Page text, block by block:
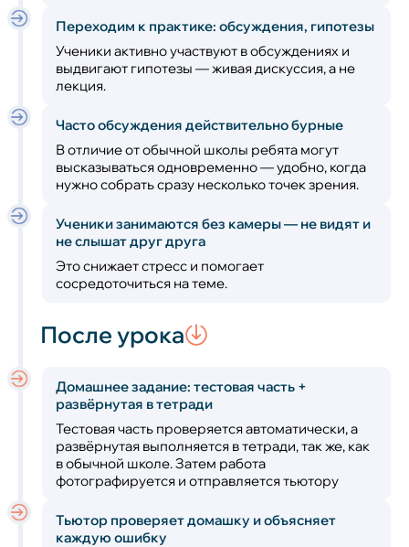
Переходим к практике: обсуждения, гипотезы
Ученики активно участвуют в обсуждениях и
выдвигают гипотезы — живая дискуссия, а не
лекция.
Часто обсуждения действительно бурные
В отличие от обычной школы ребята могут
высказываться одновременно — удобно, когда
нужно собрать сразу несколько точек зрения.
Ученики занимаются без камеры — не видят и
не слышат друг друга
Это снижает стресс и помогает
сосредоточиться на теме.
После урока
Домашнее задание: тестовая часть +
развёрнутая в тетради
Тестовая часть проверяется автоматически, а
развёрнутая выполняется в тетради, так же, как
в обычной школе. Затем работа
фотографируется и отправляется тьютору
Тьютор проверяет домашку и объясняет
каждую ошибку